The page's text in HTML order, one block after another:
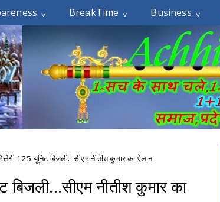
BreakTime Business
125 यूनिट बिजली...सीएम नीतीश कुमार का ऐलान
बिजली...सीएम नीतीश कुमार का